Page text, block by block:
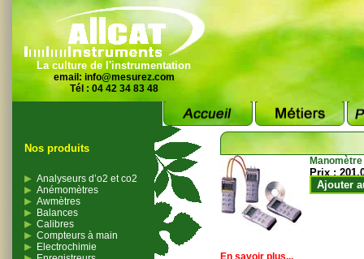
La culture de l'instrumentation
email: info@mesurez.com
Tél : 04 42 34 83 48
Nos produits
Analyseurs d’o2 et co2
Anémomètres
Awmètres
Balances
Calibres
Compteurs à main
Electrochimie
Prix :
Ajouter
En savoir plus...